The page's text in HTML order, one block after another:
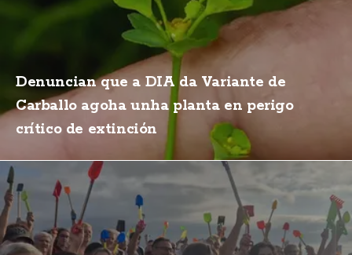
Denuncian que a DIA da Variante de
Carballo agoha unha planta en perigo
crítico de extinción